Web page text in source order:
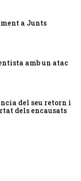
a Junts
amb un atac
del seu retorn i
dels encausats